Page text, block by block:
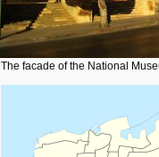
The facade of the National